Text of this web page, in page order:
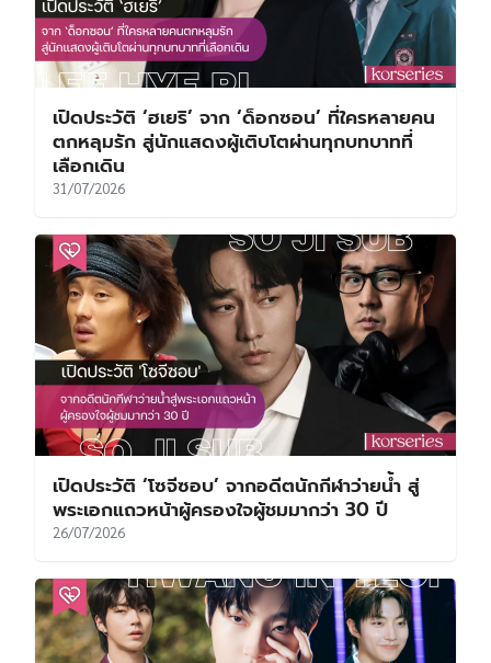
เปิดประวัติ ‘ฮเยริ’ จาก ‘ด็อกซอน’ ที่ใครหลายคน
ตกหลุมรัก สู่นักแสดงผู้เติบโตผ่านทุกบทบาทที่
เลือกเดิน
31/07/2026
เปิดประวัติ ‘โซจีซอบ’ จากอดีตนักกีฬาว่ายน้ำ สู่
พระเอกแถวหน้าผู้ครองใจผู้ชมมากว่า 30 ปี
26/07/2026